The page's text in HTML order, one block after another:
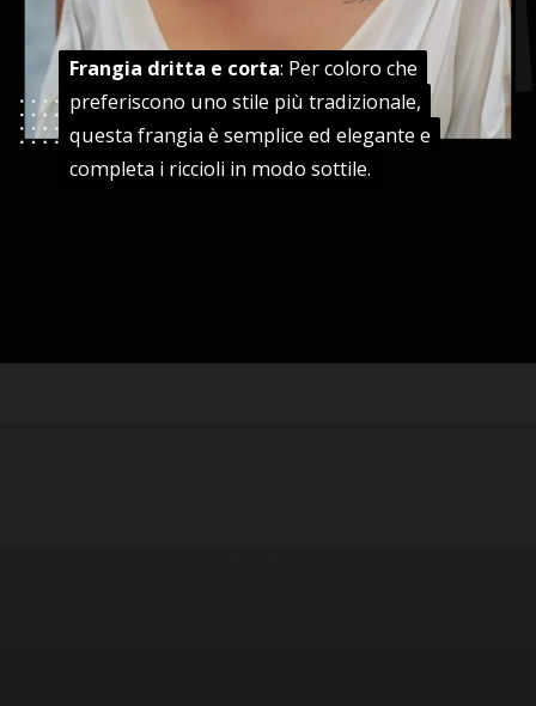
Frangia dritta e corta: Per coloro che
preferiscono uno stile più tradizionale,
questa frangia è semplice ed elegante e
completa i riccioli in modo sottile.
Frangia dritta e corta: Per coloro che
preferiscono uno stile più tradizionale,
questa frangia è semplice ed elegante e
completa i riccioli in modo sottile.